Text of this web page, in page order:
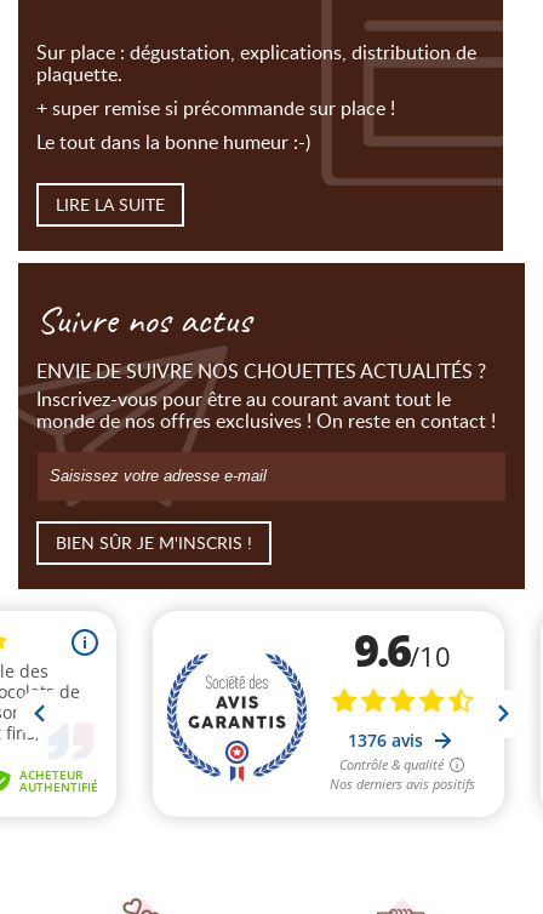
Sur place : dégustation, explications, distribution de
plaquette.
+ super remise si précommande sur place !
Le tout dans la bonne humeur :-)
LIRE LA SUITE
Suivre nos actus
ENVIE DE SUIVRE NOS CHOUETTES ACTUALITÉS ?
Inscrivez-vous pour être au courant avant tout le
monde de nos offres exclusives ! On reste en contact !
BIEN SÛR JE M'INSCRIS !